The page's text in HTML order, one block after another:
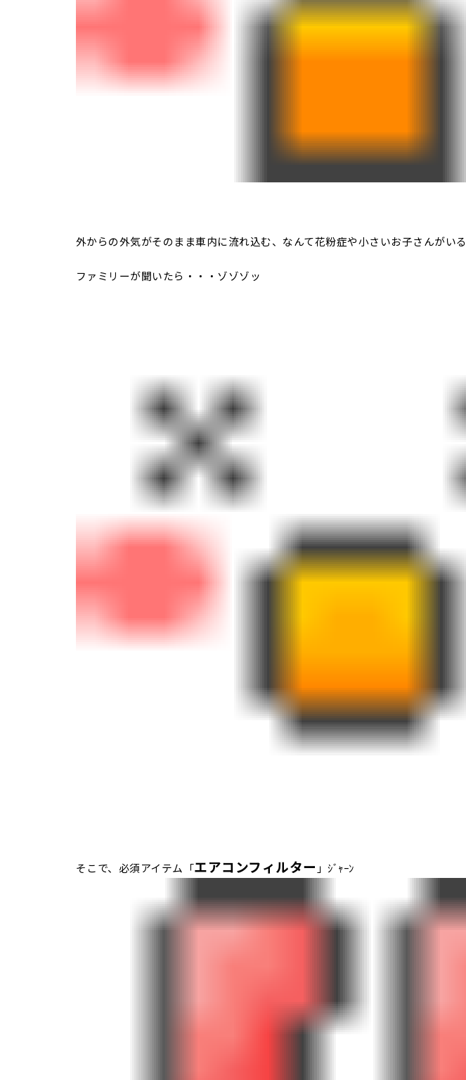
外からの外気がそのまま車内に流れ込む、なんて花粉症や小さいお子さんがいる
ファミリーが聞いたら・・・ゾゾゾッ
そこで、必須アイテム「エアコンフィルター 」ｼﾞｬｰﾝ